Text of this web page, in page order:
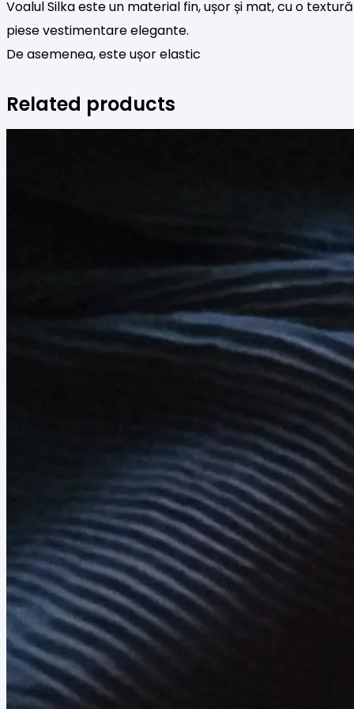
Voalul Silka este un material fin, ușor și mat, cu o
piese vestimentare elegante.
De asemenea, este ușor elastic
Related products